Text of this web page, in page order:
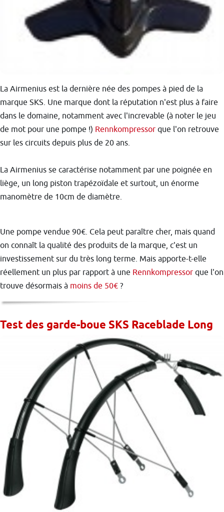
La Airmenius est la dernière née des pompes à pied de la
marque SKS. Une marque dont la réputation n'est plus à faire
dans le domaine, notamment avec l'increvable (à noter le jeu
de mot pour une pompe !) Rennkompressor que l'on retrouve
sur les circuits depuis plus de 20 ans.
La Airmenius se caractérise notamment par une poignée en
liège, un long piston trapézoïdale et surtout, un énorme
manomètre de 10cm de diamètre.
Une pompe vendue 90€. Cela peut paraître cher, mais quand
on connaît la qualité des produits de la marque, c'est un
investissement sur du très long terme. Mais apporte-t-elle
réellement un plus par rapport à une Rennkompressor que l'on
trouve désormais à moins de 50€ ?
Test des garde-boue SKS Raceblade Long